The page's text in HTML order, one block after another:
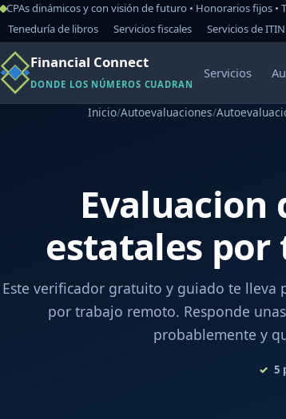
CPAs dinámicos y con visión de futuro • Honorarios fijos
Teneduría de libros
Servicios fiscales Servicios de ITIN
Financial Connect
DONDE LOS NÚMEROS CUADRAN
Servicios
Inicio/Autoevaluaciones/
Evaluacion
estatales
Este verificador gratuito y guiado te lleva
por trabajo remoto. Responde
probablemente y
5